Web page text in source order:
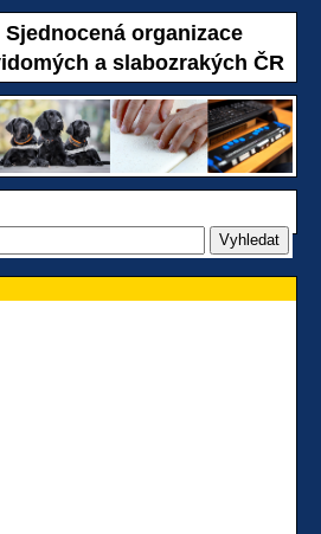
Sjednocená organizace
a slabozrakých ČR